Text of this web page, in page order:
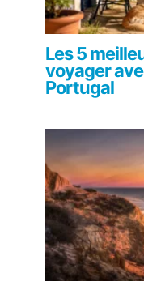
Les 5
voyager
Portugal